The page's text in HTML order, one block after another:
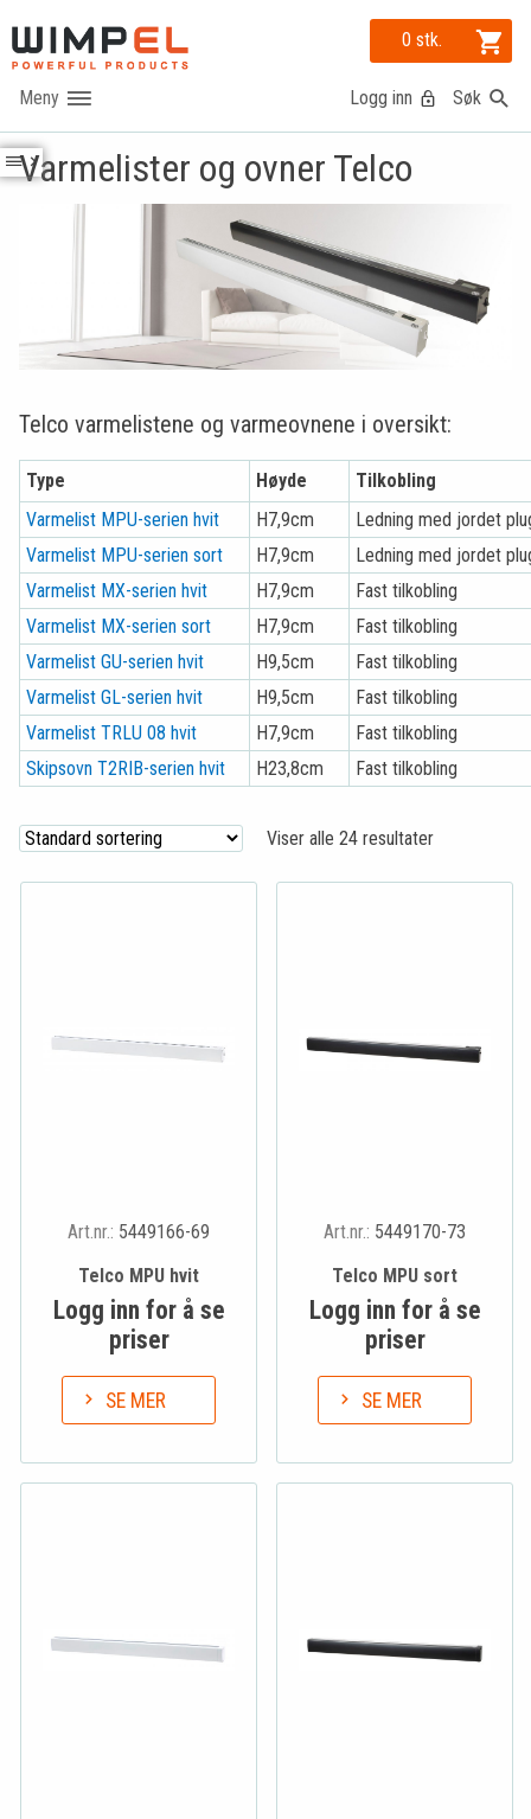
Søk
0 stk.
Logg inn
Varmelister og ovner Telco
Telco varmelistene og varmeovnene i oversikt:
Type Høyde
Tilkobling
Varmelist MPU-serien hvit
H7,9cm
Ledning med jordet
Varmelist MPU-serien sort
H7,9cm
Ledning med jordet
Varmelist MX-serien hvit
H7,9cm
Fast tilkobling
Varmelist MX-serien sort
H7,9cm
Fast tilkobling
Varmelist GU-serien hvit
H9,5cm
Fast tilkobling
Varmelist GL-serien hvit
H9,5cm
Fast tilkobling
Varmelist TRLU 08 hvit
H7,9cm
Fast tilkobling
Skipsovn T2RIB-serien hvit
H23,8cm Fast tilkobling
Viser alle 24 resultater
Art.nr.: 5449166-69
Telco MPU hvit
Logg inn for å se
priser
SE MER
Art.nr.: 5449170-73
Telco MPU sort
Logg inn for å se
priser
SE MER